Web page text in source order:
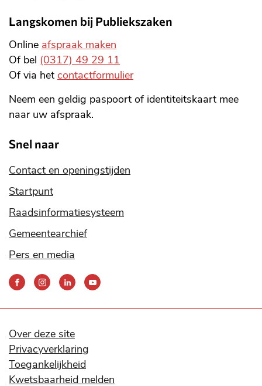
Langskomen bij Publiekszaken
Online afspraak maken
Of bel (0317) 49 29 11
Of via het contactformulier
Neem een geldig paspoort of identiteitskaart mee
naar uw afspraak.
Snel naar
Contact en openingstijden
Startpunt
Raadsinformatiesysteem
Gemeentearchief
Pers en media
Bereik
ons
social
media
kanalen
Over deze site
Privacyverklaring
Toegankelijkheid
Kwetsbaarheid melden